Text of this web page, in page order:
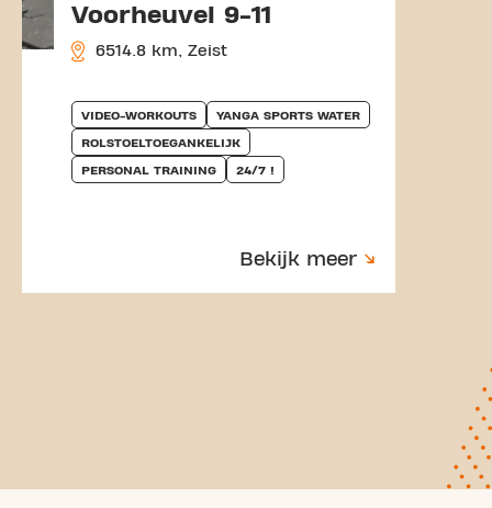
Voorheuvel 9-11
6514.8 km, Zeist
VIDEO-WORKOUTS YANGA SPORTS WATER
ROLSTOELTOEGANKELIJK
PERSONAL TRAINING 24/7 !
Bekijk meer